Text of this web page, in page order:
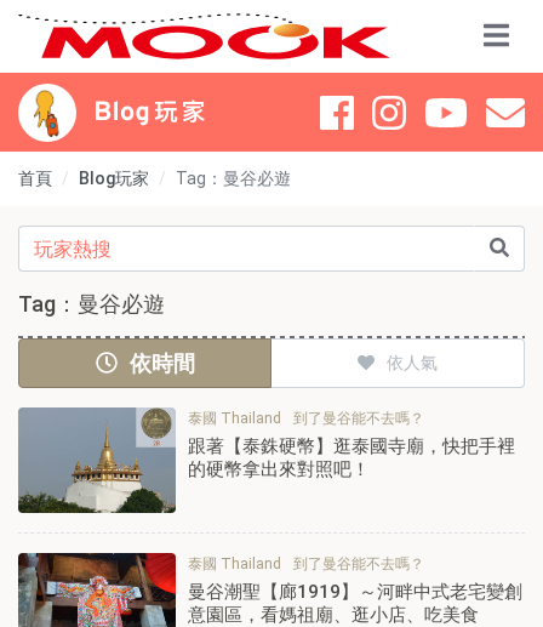
首頁 Blog玩家 Tag：曼谷必遊
Tag：曼谷必遊
依時間 依人氣
泰國 Thailand 到了曼谷能不去嗎？
跟著【泰銖硬幣】逛泰國寺廟，快把手裡
的硬幣拿出來對照吧！
泰國 Thailand 到了曼谷能不去嗎？
曼谷潮聖【廊1919】～河畔中式老宅變創
意園區，看媽祖廟、逛小店、吃美食